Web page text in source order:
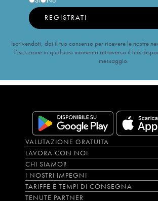
REGISTRATI
Iscrivendoti, dai il tuo consenso per ricevere le nostre
l’iscrizione in qualsiasi momento attraverso il link
messaggio.
VALUTAZIONE GRATUITA
LAVORA CON NOI
CHI SIAMO?
I NOSTRI IMPEGNI
TARIFFE E TEMPI DI CONSEGNA
TENUTE PARTNER